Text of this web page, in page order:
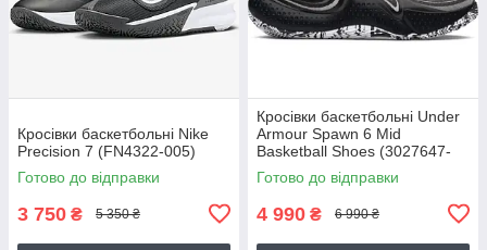
Кросівки баскетбольні Nike
Precision 7 (FN4322-005)
Готово до відправки
3 750 ₴ 5 350 ₴
Кросівки баскетбольні Under
Armour Spawn 6 Mid
Basketball Shoes (3027647-
001)
Готово до відправки
4 990 ₴ 6 990 ₴